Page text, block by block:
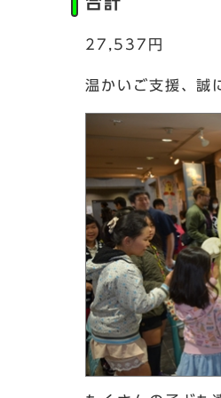
27,537円
温かいご支援、誠